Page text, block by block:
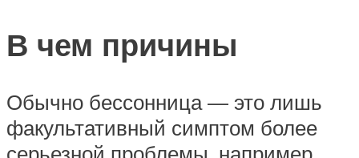
В чем причины
Обычно бессонница — это лишь
факультативный симптом более